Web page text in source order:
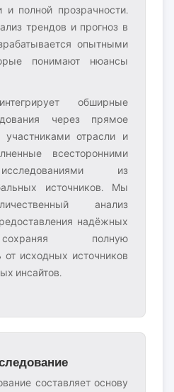
и полной прозрачности.
трендов и прогноз в
опытными
понимают нюансы
обширные
через прямое
участниками отрасли и
всесторонними
из
источников. Мы
анализ
надёжных
полную
исходных источников
инсайтов.
составляет основу